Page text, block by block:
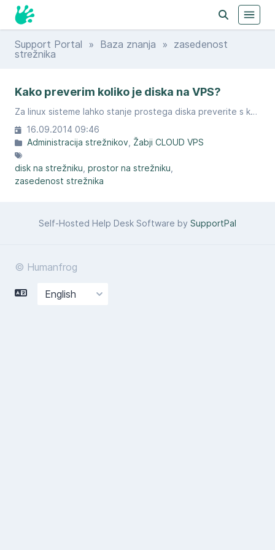
Support Portal » Baza znanja » zasedenost
strežnika
Kako preverim koliko je diska na VPS?
Za linux sisteme lahko stanje prostega diska preverite s komando df
16.09.2014 09:46
Administracija strežnikov Žabji CLOUD VPS
disk na strežniku prostor na strežniku
zasedenost strežnika
Self-Hosted Help Desk Software by SupportPal
© Humanfrog